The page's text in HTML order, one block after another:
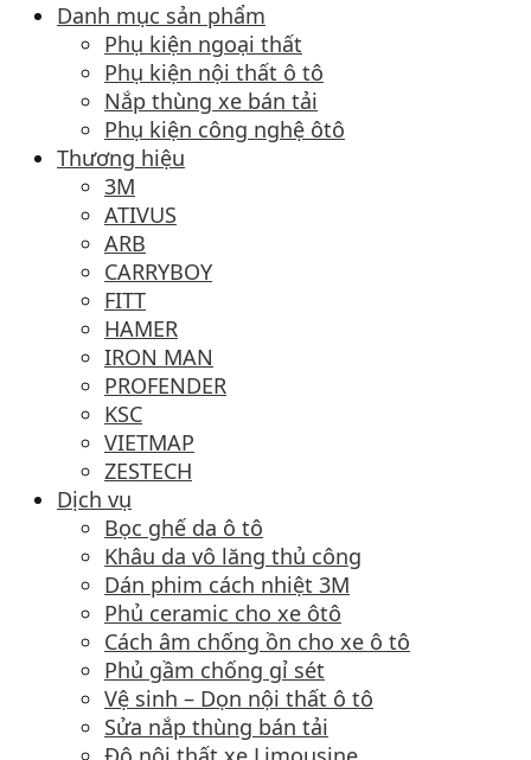
Danh mục sản phẩm
Phụ kiện ngoại thất
Phụ kiện nội thất ô tô
Nắp thùng xe bán tải
Phụ kiện công nghệ ôtô
Thương hiệu
3M
ATIVUS
ARB
CARRYBOY
FITT
HAMER
IRON MAN
PROFENDER
KSC
VIETMAP
ZESTECH
Dịch vụ
Bọc ghế da ô tô
Khâu da vô lăng thủ công
Dán phim cách nhiệt 3M
Phủ ceramic cho xe ôtô
Cách âm chống ồn cho xe ô tô
Phủ gầm chống gỉ sét
Vệ sinh – Dọn nội thất ô tô
Sửa nắp thùng bán tải